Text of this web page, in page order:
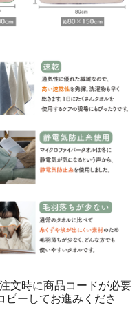
時に商品コードが必要
ピーしてお進みくださ